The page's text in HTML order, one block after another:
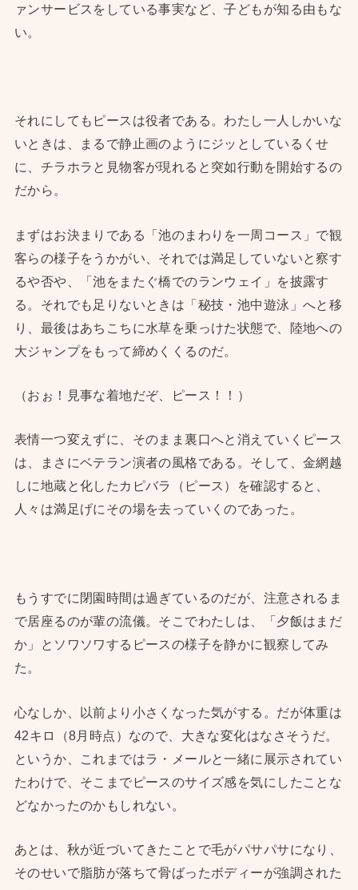
ァンサービスをしている事実など、子どもが知る由もな
い。
それにしてもピースは役者である。わたし一人しかいな
いときは、まるで静止画のようにジッとしているくせ
に、チラホラと見物客が現れると突如行動を開始するの
だから。
まずはお決まりである「池のまわりを一周コース」で観
客らの様子をうかがい、それでは満足していないと察す
るや否や、「池をまたぐ橋でのランウェイ」を披露す
る。それでも足りないときは「秘技・池中遊泳」へと移
り、最後はあちこちに水草を乗っけた状態で、陸地への
大ジャンプをもって締めくくるのだ。
（おぉ！見事な着地だぞ、ピース！！）
表情一つ変えずに、そのまま裏口へと消えていくピース
は、まさにベテラン演者の風格である。そして、金網越
しに地蔵と化したカピバラ（ピース）を確認すると、
人々は満足げにその場を去っていくのであった。
もうすでに閉園時間は過ぎているのだが、注意されるま
で居座るのが輩の流儀。そこでわたしは、「夕飯はまだ
か」とソワソワするピースの様子を静かに観察してみ
た。
心なしか、以前より小さくなった気がする。だが体重は
42キロ（8月時点）なので、大きな変化はなさそうだ。
というか、これまではラ・メールと一緒に展示されてい
たわけで、そこまでピースのサイズ感を気にしたことな
どなかったのかもしれない。
あとは、秋が近づいてきたことで毛がパサパサになり、
そのせいで脂肪が落ちて骨ばったボディーが強調された